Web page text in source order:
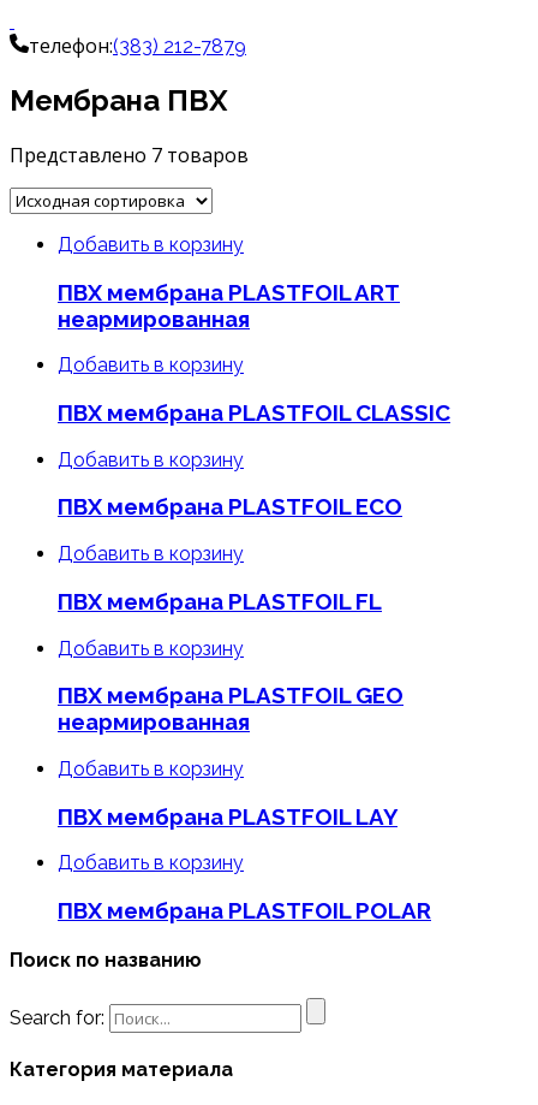
телефон:(383) 212-7879
Мембрана ПВХ
Представлено 7 товаров
Добавить в корзину
ПВХ мембрана PLASTFOIL ART
неармированная
Добавить в корзину
ПВХ мембрана PLASTFOIL CLASSIC
Добавить в корзину
ПВХ мембрана PLASTFOIL ECO
Добавить в корзину
ПВХ мембрана PLASTFOIL FL
Добавить в корзину
ПВХ мембрана PLASTFOIL GEO
неармированная
Добавить в корзину
ПВХ мембрана PLASTFOIL LAY
Добавить в корзину
ПВХ мембрана PLASTFOIL POLAR
Поиск по названию
Search for:
Категория материала